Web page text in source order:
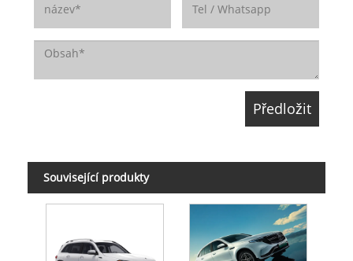
Související produkty